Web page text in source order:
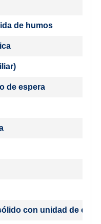
de humos
de espera
con unidad de